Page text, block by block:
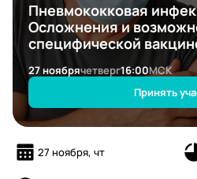
Пневмококковая
Осложнения и
специфической
27 ноябрячетверг16:00МСК
Принять
27 ноября, чт